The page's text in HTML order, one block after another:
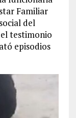
Familiar
del
testimonio
episodios